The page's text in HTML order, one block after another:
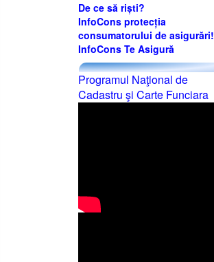
De ce să riști?
InfoCons protecția
consumatorului de asigurări!
InfoCons Te Asigură
Programul Naţional de
Cadastru şi Carte Funciara